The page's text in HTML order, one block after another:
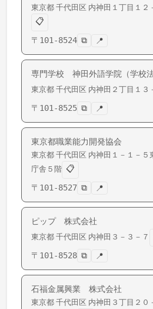
東京都 千代田区 内神田 １丁目１２
📋
〒 101-8524 ⧉ 📍
専門学校 神田外語学院（学校
東京都 千代田区 内神田 ２丁目１３
〒 101-8525 ⧉ 📍
東京都職業能力開発協会
東京都 千代田区 内神田 １－１－５
庁舎５階 📋
〒 101-8527 ⧉ 📍
ピップ 株式会社
東京都 千代田区 内神田 ３－３－７
〒 101-8528 ⧉ 📍
石福金属興業 株式会社
東京都 千代田区 内神田 ３丁目２０